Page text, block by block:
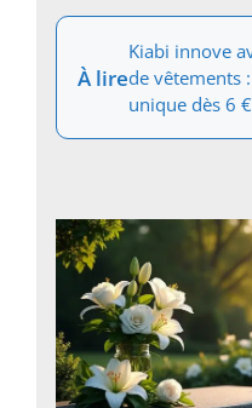
À lire
Kiabi innove
de vêtements
unique dès 6 €